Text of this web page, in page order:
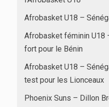
Afrobasket U18 –
Afrobasket féminin U18
fort pour le Bénin
Afrobasket U18 –
test pour les Lionceaux
Phoenix Suns – Dillon